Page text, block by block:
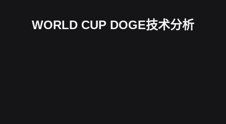
WORLD CUP DOGE技术分析